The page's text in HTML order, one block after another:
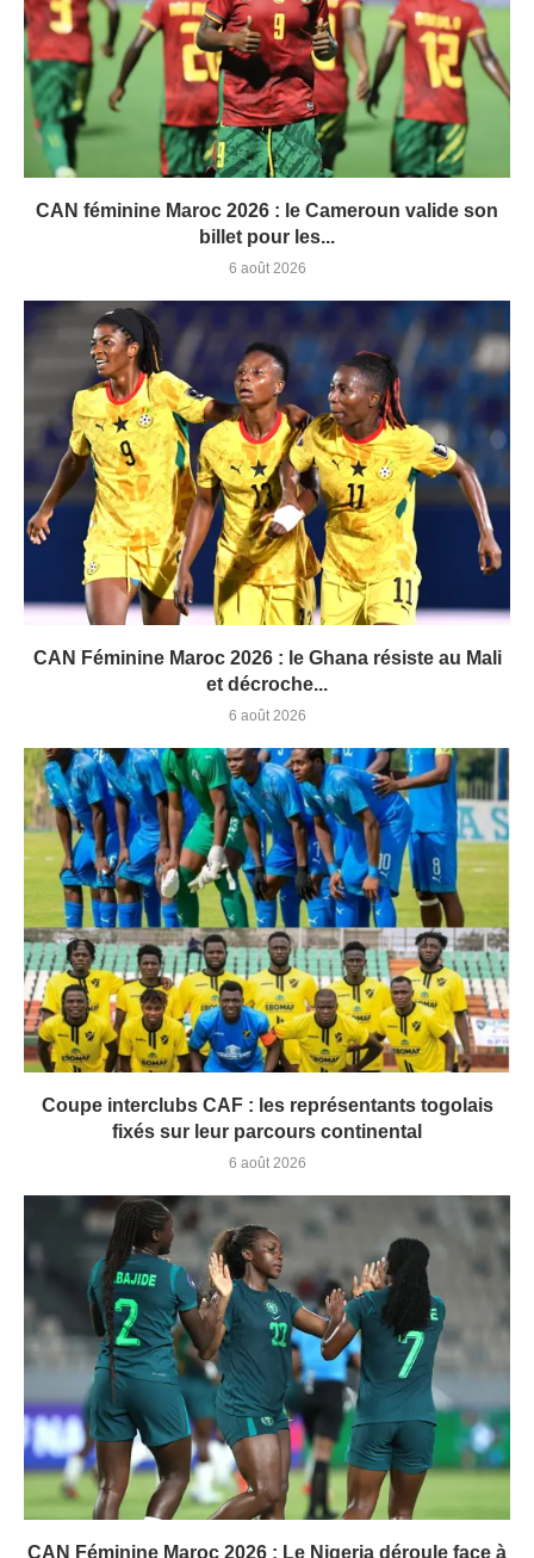
CAN féminine Maroc 2026 : le Cameroun valide son
billet pour les...
6 août 2026
CAN Féminine Maroc 2026 : le Ghana résiste au Mali
et décroche...
6 août 2026
Coupe interclubs CAF : les représentants togolais
fixés sur leur parcours continental
6 août 2026
CAN Féminine Maroc 2026 : Le Nigeria déroule face à